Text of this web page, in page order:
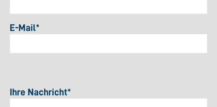
E-Mail*
Ihre Nachricht*